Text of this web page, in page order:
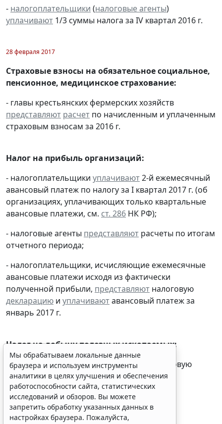
- налогоплательщики (налоговые агенты)
уплачивают 1/3 суммы налога за IV квартал 2016 г.
28 февраля 2017
Страховые взносы на обязательное социальное,
пенсионное, медицинское страхование:
- главы крестьянских фермерских хозяйств
представляют расчет по начисленным и уплаченным
страховым взносам за 2016 г.
Налог на прибыль организаций:
- налогоплательщики уплачивают2-й ежемесячный
авансовый платеж по налогу за I квартал 2017 г. (об
организациях, уплачивающих только квартальные
авансовые платежи, см. ст. 286 НК РФ);
- налоговые агенты представляют расчеты по итогам
отчетного периода;
- налогоплательщики, исчисляющие ежемесячные
авансовые платежи исходя из фактически
полученной прибыли, представляют налоговую
декларацию и уплачиваютавансовый платеж за
январь 2017 г.
Налог на добычу полезных ископаемых:
- налогоплательщикипредставляют
налоговую
декларацию за январь 2017 г.
Налог на доходы физических лиц:
Мы обрабатываем локальные данные
браузера и используем инструменты
запретить обработку указанных данных в
настройках браузера. Пожалуйста,
ознакомьтесь с условиями их обработки.
Принять